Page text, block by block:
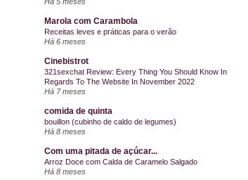
Marola com Carambola
Receitas leves e práticas para o verão
Há 6 meses
Cinebistrot
321sexchat Review: Every Thing You Should Know In
Regards To The Website In November 2022
Há 7 meses
comida de quinta
bouillon (cubinho de caldo de legumes)
Há 8 meses
Com uma pitada de açúcar...
Arroz Doce com Calda de Caramelo Salgado
Há 8 meses